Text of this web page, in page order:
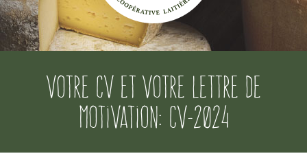
Votre CV et votre lettre de
motivation: CV-2024